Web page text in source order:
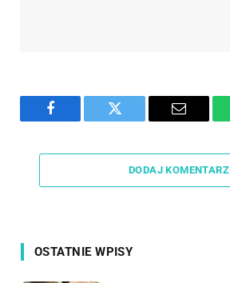
Facebook Twitter Email
DODAJ KOMENTARZ
OSTATNIE WPISY